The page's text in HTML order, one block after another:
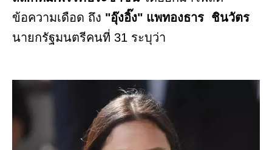
ข้อความเดือด ถึง "อุ๊งอิ๊ง" แพทองธาร ชินวัตร
นายกรัฐมนตรีคนที่ 31 ระบุว่า